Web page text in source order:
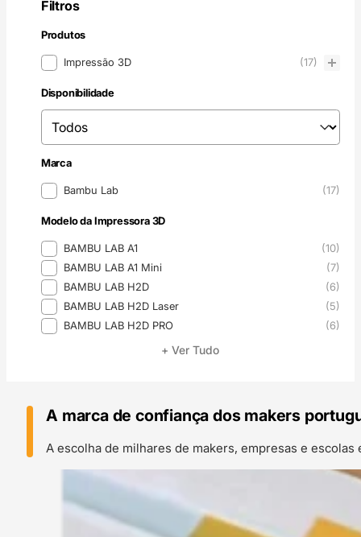
Filtros
Produtos
ProdutosImpressão 3D (17)
Disponibilidade
Disponibilidade
Disponibilidade
Marca
MarcaBambu Lab (17)
Modelo da Impressora 3D
Modelo da Impressora 3D
BAMBU LAB A1
(10)
BAMBU LAB A1 Mini
(7)
BAMBU LAB H2D
(6)
BAMBU LAB H2D Laser
(5)
BAMBU LAB H2D PRO
(6)
+ Ver Tudo
A marca de confiança dos makers
A escolha de milhares de makers, empresas e escolas